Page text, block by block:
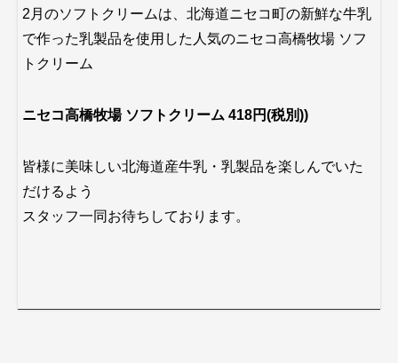
2月のソフトクリームは、北海道ニセコ町の新鮮な牛乳
で作った乳製品を使用した人気のニセコ高橋牧場 ソフ
トクリーム
ニセコ高橋牧場 ソフトクリーム 418円(税別))
皆様に美味しい北海道産牛乳・乳製品を楽しんでいた
だけるよう
スタッフ一同お待ちしております。